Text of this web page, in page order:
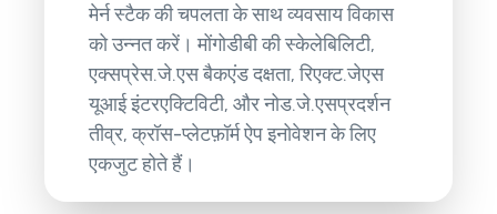
मेर्न स्टैक की चपलता के साथ व्यवसाय विकास
को उन्नत करें। मोंगोडीबी की स्केलेबिलिटी,
एक्सप्रेस.जे.एस बैकएंड दक्षता, रिएक्ट.जेएस
यूआई इंटरएक्टिविटी, और नोड.जे.एसप्रदर्शन
तीव्र, क्रॉस-प्लेटफ़ॉर्म ऐप इनोवेशन के लिए
एकजुट होते हैं।